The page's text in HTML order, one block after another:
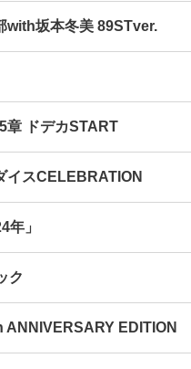
with坂本冬美 89STver.
章 ドデカSTART
イスCELEBRATION
年」
ク
ANNIVERSARY EDITION